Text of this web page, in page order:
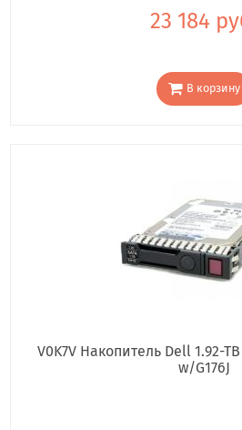
23 184
В корзину
V0K7V Накопитель Dell 1.92-TB
w/G176J